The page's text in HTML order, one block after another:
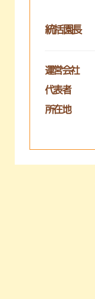
統括園長
運営会社
代表者
所在地